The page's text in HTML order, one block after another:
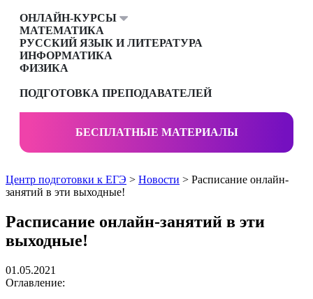
ОНЛАЙН-КУРСЫ
МАТЕМАТИКА
РУССКИЙ ЯЗЫК И ЛИТЕРАТУРА
ИНФОРМАТИКА
ФИЗИКА
ПОДГОТОВКА ПРЕПОДАВАТЕЛЕЙ
БЕСПЛАТНЫЕ МАТЕРИАЛЫ
Центр подготовки к ЕГЭ > Новости > Расписание онлайн-
занятий в эти выходные!
Расписание онлайн-занятий в эти
выходные!
01.05.2021
Оглавление: